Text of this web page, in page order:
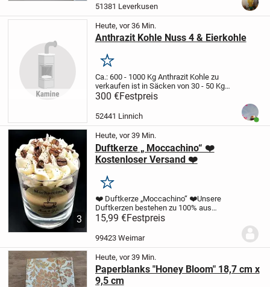
Terminabsprache möglich Barzahlung
51381 Leverkusen
Heute, vor 36 Min.
Anthrazit Kohle Nuss 4 & Eierkohle
Merken
Ca.: 600 - 1000 Kg Anthrazit Kohle zu
verkaufen ist in Säcken von 30 - 50 Kg
abgefüllt Ca.: 18-24 säcke
300 €Festpreis
52441 Linnich
3
Heute, vor 39 Min.
Duftkerze „ Moccachino“ ❤️
Kostenloser Versand ❤️
Merken
❤️ Duftkerze „Moccachino“ ❤️Unsere
Duftkerzen bestehen zu 100% aus
Sojawachs.Sojawachs ist ein rein
pflanzliches Wachs, auf der Basis von
Sojaöl, das aus der Sojabohne gewonnen
wird. Soja ist ein...
15,99 €Festpreis
99423 Weimar
Heute, vor 39 Min.
Paperblanks "Honey Bloom" 18,7 cm x
9,5 cm